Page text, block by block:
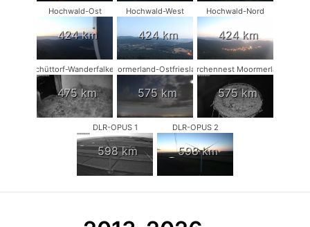
Hochwald-Ost
424 km
Hochwald-West
424 km
Hochwald-Nord
424 km
Schüttorf-Wanderfalken
475 km
Moormerland-Ostfriesland
575 km
Storchennest Moormerland
575 km
DLR-OPUS 1
598 km
DLR-OPUS 2
598 km